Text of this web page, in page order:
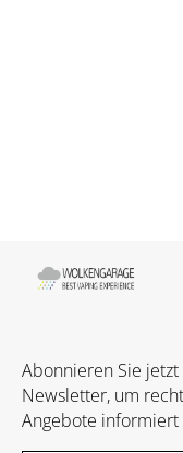
Abonnieren Sie
Newsletter, um
Angebote informiert